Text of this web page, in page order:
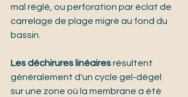
mal réglé, ou perforation par éclat de
carrelage de plage migré au fond du
bassin.
Les déchirures linéaires résultent
généralement d'un cycle gel-dégel
sur une zone où la membrane a été